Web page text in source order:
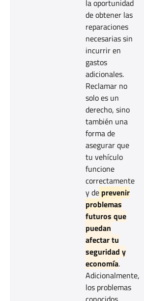
la oportunidad
de obtener las
reparaciones
necesarias sin
incurrir en
gastos
adicionales.
Reclamar no
solo es un
derecho, sino
también una
forma de
asegurar que
tu vehículo
funcione
correctamente
y de prevenir
problemas
futuros que
puedan
afectar tu
seguridad y
economía.
Adicionalmente,
los problemas